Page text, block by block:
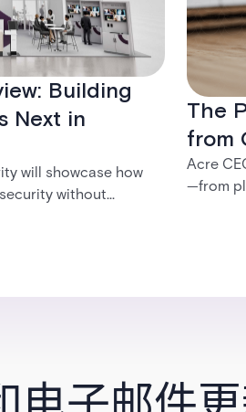
Building
Next in
will showcase how
without
The
from
Acre
—from